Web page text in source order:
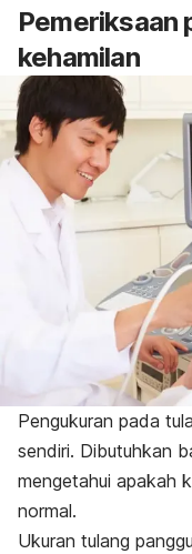
Pemeriksaan
kehamilan
Pengukuran pada
sendiri. Dibutuhkan
mengetahui apakah
normal.
Ukuran tulang